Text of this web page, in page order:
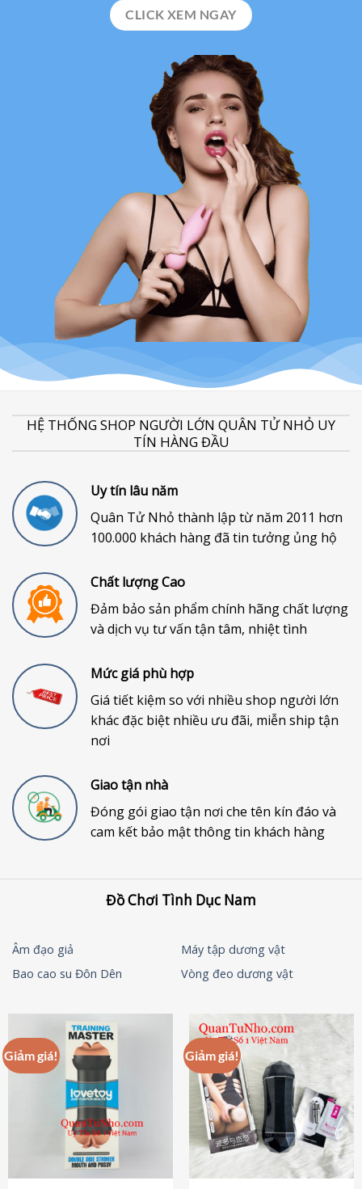
CLICK XEM NGAY
HỆ THỐNG SHOP NGƯỜI LỚN QUÂN TỬ NHỎ UY
TÍN HÀNG ĐẦU
Uy tín lâu năm
Quân Tử Nhỏ thành lập từ năm 2011 hơn
100.000 khách hàng đã tin tưởng ủng hộ
Chất lượng Cao
Đảm bảo sản phẩm chính hãng chất lượng
và dịch vụ tư vấn tận tâm, nhiệt tình
Mức giá phù hợp
Giá tiết kiệm so với nhiều shop người lớn
khác đặc biệt nhiều ưu đãi, miễn ship tận
nơi
Giao tận nhà
Đóng gói giao tận nơi che tên kín đáo và
cam kết bảo mật thông tin khách hàng
Đồ Chơi Tình Dục Nam
Âm đạo giả
Máy tập dương vật
Bao cao su Đôn Dên
Vòng đeo dương vật
Giảm giá! Giảm giá!